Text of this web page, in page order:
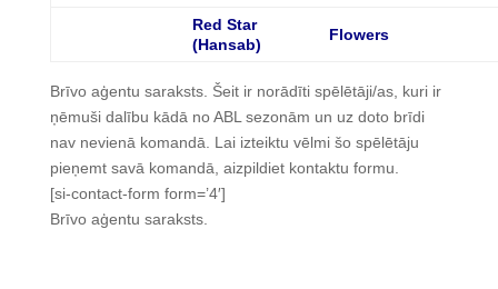
Red Star
(Hansab)
Flowers
Brīvo aģentu saraksts. Šeit ir norādīti spēlētāji/as, kuri ir
ņēmuši dalību kādā no ABL sezonām un uz doto brīdi
nav nevienā komandā. Lai izteiktu vēlmi šo spēlētāju
pieņemt savā komandā, aizpildiet kontaktu formu.
[si-contact-form form=’4′]
Brīvo aģentu saraksts.